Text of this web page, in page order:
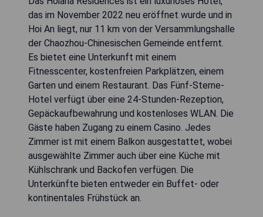
das im November 2022 neu eröffnet wurde und in
Hoi An liegt, nur 11 km von der Versammlungshalle
der Chaozhou-Chinesischen Gemeinde entfernt.
Es bietet eine Unterkunft mit einem
Fitnesscenter, kostenfreien Parkplätzen, einem
Garten und einem Restaurant. Das Fünf-Sterne-
Hotel verfügt über eine 24-Stunden-Rezeption,
Gepäckaufbewahrung und kostenloses WLAN. Die
Gäste haben Zugang zu einem Casino. Jedes
Zimmer ist mit einem Balkon ausgestattet, wobei
ausgewählte Zimmer auch über eine Küche mit
Kühlschrank und Backofen verfügen. Die
Unterkünfte bieten entweder ein Buffet- oder
kontinentales Frühstück an.